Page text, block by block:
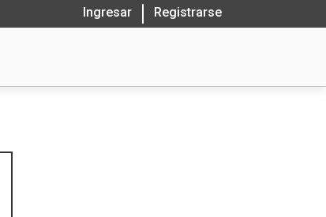
Ingresar Registrarse